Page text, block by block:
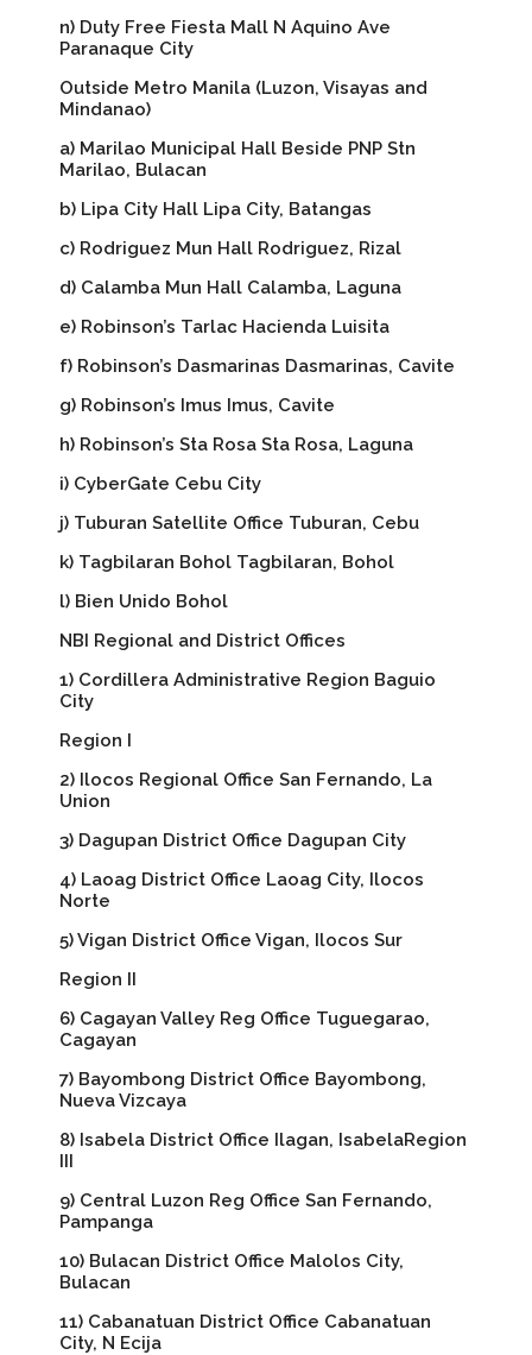
n) Duty Free Fiesta Mall N Aquino Ave
Paranaque City
Outside Metro Manila (Luzon, Visayas and
Mindanao)
a) Marilao Municipal Hall Beside PNP Stn
Marilao, Bulacan
b) Lipa City Hall Lipa City, Batangas
c) Rodriguez Mun Hall Rodriguez, Rizal
d) Calamba Mun Hall Calamba, Laguna
e) Robinson’s Tarlac Hacienda Luisita
f) Robinson’s Dasmarinas Dasmarinas, Cavite
g) Robinson’s Imus Imus, Cavite
h) Robinson’s Sta Rosa Sta Rosa, Laguna
i) CyberGate Cebu City
j) Tuburan Satellite Office Tuburan, Cebu
k) Tagbilaran Bohol Tagbilaran, Bohol
l) Bien Unido Bohol
NBI Regional and District Offices
1) Cordillera Administrative Region Baguio
City
Region I
2) Ilocos Regional Office San Fernando, La
Union
3) Dagupan District Office Dagupan City
4) Laoag District Office Laoag City, Ilocos
Norte
5) Vigan District Office Vigan, Ilocos Sur
Region II
6) Cagayan Valley Reg Office Tuguegarao,
Cagayan
7) Bayombong District Office Bayombong,
Nueva Vizcaya
8) Isabela District Office Ilagan, IsabelaRegion
III
9) Central Luzon Reg Office San Fernando,
Pampanga
10) Bulacan District Office Malolos City,
Bulacan
11) Cabanatuan District Office Cabanatuan
City, N Ecija